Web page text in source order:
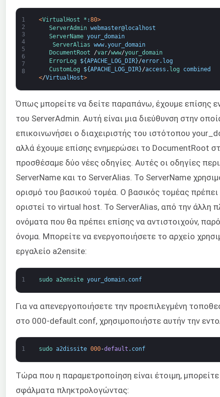
1
2
3
4
5
6
7
8
<VirtualHost * :80>
ServerAdmin webmaster@localhost
ServerName your_domain
ServerAlias www.your_domain
DocumentRoot
/var/www/your_domain
ErrorLog
${APACHE_LOG_DIR}/error. log
CustomLog
${APACHE_LOG_DIR}/access . log
combined
</VirtualHost>
Όπως μπορείτε να δείτε παραπάνω, έχουμε επίσης
του ServerAdmin. Αυτή είναι μια διεύθυνση στην
επικοινωνήσει ο διαχειριστής του ιστότοπου
αλλά έχουμε επίσης ενημερώσει το DocumentRoot
προσθέσαμε δύο νέες οδηγίες. Αυτές οι οδηγίες
ServerName και το ServerAlias. Το ServerName
ορισμό του βασικού τομέα. Ο βασικός τομέας πρέπει
οριστεί το virtual host. Το ServerAlias, από την άλλη
ονόματα που θα πρέπει επίσης να αντιστοιχούν,
όνομα. Μπορείτε να ενεργοποιήσετε το αρχείο
εργαλείο a2ensite:
1 sudo a2ensite your_domain. conf
Για να απενεργοποιήσετε την προεπιλεγμένη
στο 000-default.conf, χρησιμοποιήστε αυτήν την
1 sudo a2dissite 000-default . conf
Τώρα που η παραμετροποίηση είναι έτοιμη,
σφάλματα πληκτρολογώντας: